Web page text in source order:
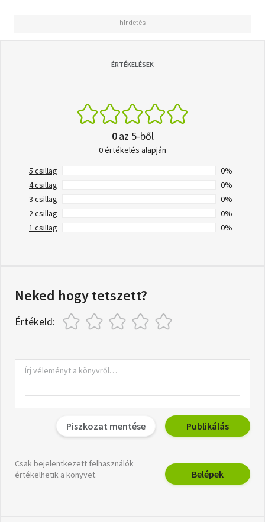
ÉRTÉKELÉSEK
0az 5-ből
0 értékelés alapján
5 csillag
0%
4 csillag
0%
3 csillag
0%
2 csillag
0%
1 csillag
0%
Neked hogy tetszett?
Értékeld:
Piszkozat mentése Publikálás
Csak bejelentkezett felhasználók
értékelhetik a könyvet.
Belépek